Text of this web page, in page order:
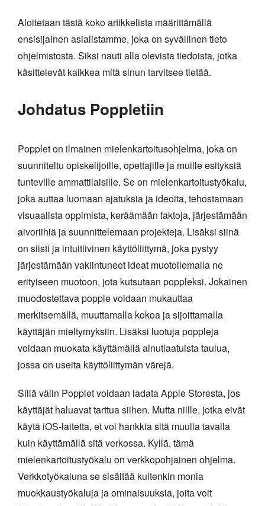
Aloitetaan tästä koko artikkelista määrittämällä
ensisijainen asialistamme, joka on syvällinen tieto
ohjelmistosta. Siksi nauti alla olevista tiedoista, jotka
käsittelevät kaikkea mitä sinun tarvitsee tietää.
Johdatus Poppletiin
Popplet on ilmainen mielenkartoitusohjelma, joka on
suunniteltu opiskelijoille, opettajille ja muille esityksiä
tunteville ammattilaisille. Se on mielenkartoitustyökalu,
joka auttaa luomaan ajatuksia ja ideoita, tehostamaan
visuaalista oppimista, keräämään faktoja, järjestämään
aivoriihiä ja suunnittelemaan projekteja. Lisäksi siinä
on siisti ja intuitiivinen käyttöliittymä, joka pystyy
järjestämään vakiintuneet ideat muotoilemalla ne
erityiseen muotoon, jota kutsutaan poppleksi. Jokainen
muodostettava popple voidaan mukauttaa
merkitsemällä, muuttamalla kokoa ja sijoittamalla
käyttäjän mieltymyksiin. Lisäksi luotuja poppleja
voidaan muokata käyttämällä ainutlaatuista taulua,
jossa on useita käyttöliittymän värejä.
Sillä välin Popplet voidaan ladata Apple Storesta, jos
käyttäjät haluavat tarttua siihen. Mutta niille, jotka eivät
käytä iOS-laitetta, et voi hankkia sitä muulla tavalla
kuin käyttämällä sitä verkossa. Kyllä, tämä
mielenkartoitustyökalu on verkkopohjainen ohjelma.
Verkkotyökaluna se sisältää kuitenkin monia
muokkaustyökaluja ja ominaisuuksia, joita voit